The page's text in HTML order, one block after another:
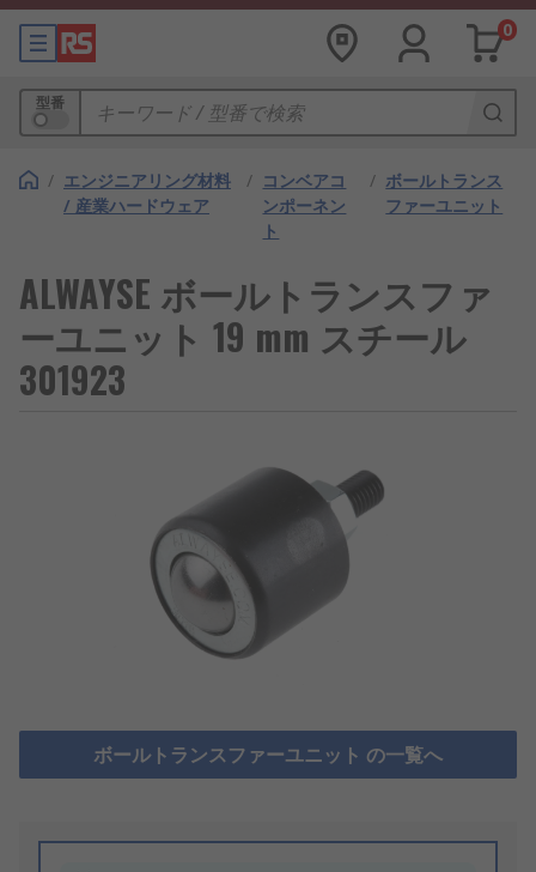
0
型番
/ エンジニアリング材料
/ 産業ハードウェア
/ コンベアコ
ンポーネン
ト
/ ボールトランス
ファーユニット
ALWAYSE ボールトランスファ
ーユニット 19 mm スチール
301923
ボールトランスファーユニット の一覧へ